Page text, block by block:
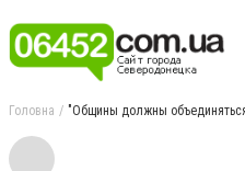
Головна "Общины должны